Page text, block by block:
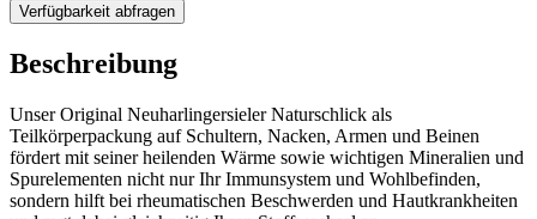
Verfügbarkeit abfragen
Beschreibung
Unser Original Neuharlingersieler Naturschlick als
Teilkörperpackung auf Schultern, Nacken, Armen und Beinen
fördert mit seiner heilenden Wärme sowie wichtigen Mineralien und
Spurelementen nicht nur Ihr Immunsystem und Wohlbefinden,
sondern hilft bei rheumatischen Beschwerden und Hautkrankheiten